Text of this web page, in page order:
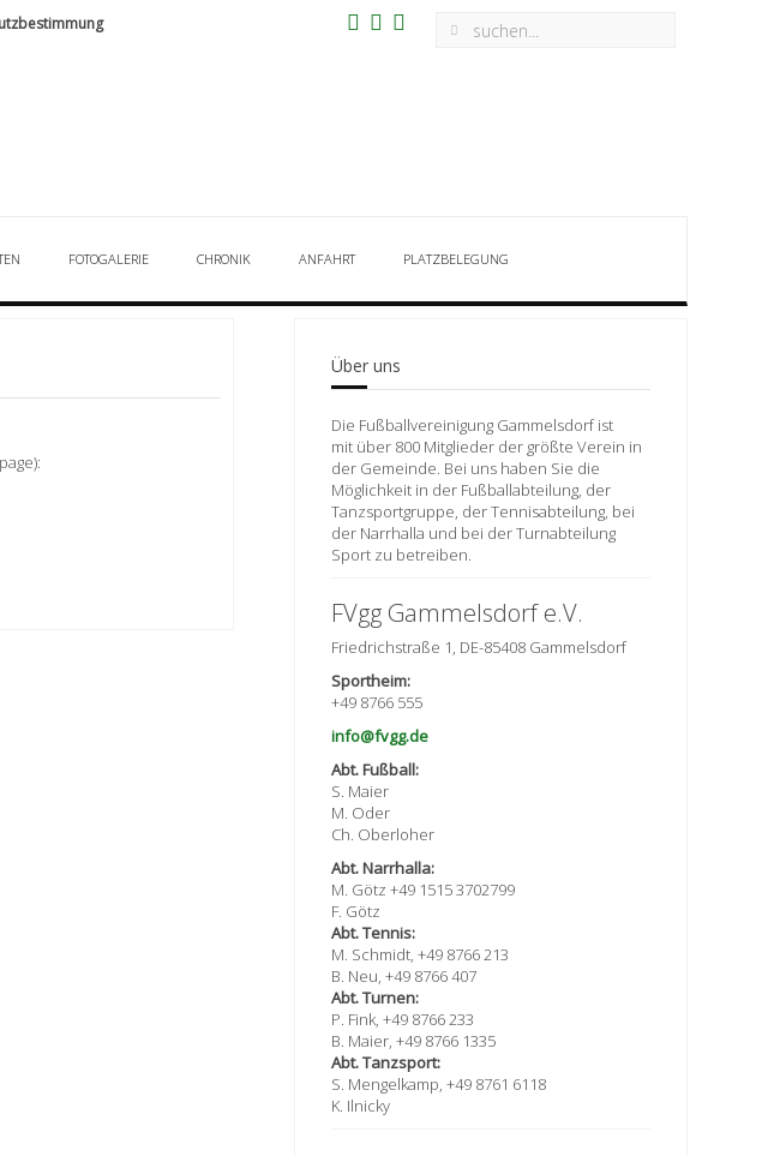
FOTOGALERIE CHRONIK ANFAHRT PLATZBELEGUNG
Über uns
Die Fußballvereinigung Gammelsdorf ist
mit über 800 Mitglieder der größte Verein in
der Gemeinde. Bei uns haben Sie die
Möglichkeit in der Fußballabteilung, der
Tanzsportgruppe, der Tennisabteilung, bei
der Narrhalla und bei der Turnabteilung
Sport zu betreiben.
FVgg Gammelsdorf e.V.
Friedrichstraße 1, DE-85408 Gammelsdorf
Sportheim:
+49 8766 555
info@fvgg.de
Abt. Fußball:
S. Maier
M. Oder
Ch. Oberloher
Abt. Narrhalla:
M. Götz +49 1515 3702799
F. Götz
Abt. Tennis:
M. Schmidt, +49 8766 213
B. Neu, +49 8766 407
Abt. Turnen:
P. Fink, +49 8766 233
B. Maier, +49 8766 1335
Abt. Tanzsport:
S. Mengelkamp, +49 8761 6118
K. Ilnicky